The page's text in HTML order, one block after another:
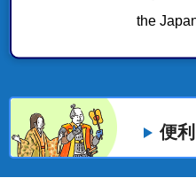
the
便